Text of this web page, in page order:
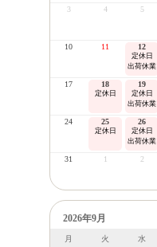
3 4 5
10 11 12
定休日
出荷休業
17 18
定休日
19
定休日
出荷休業
24 25
定休日
26
定休日
出荷休業
31 1 2
2026年9月
月 火 水